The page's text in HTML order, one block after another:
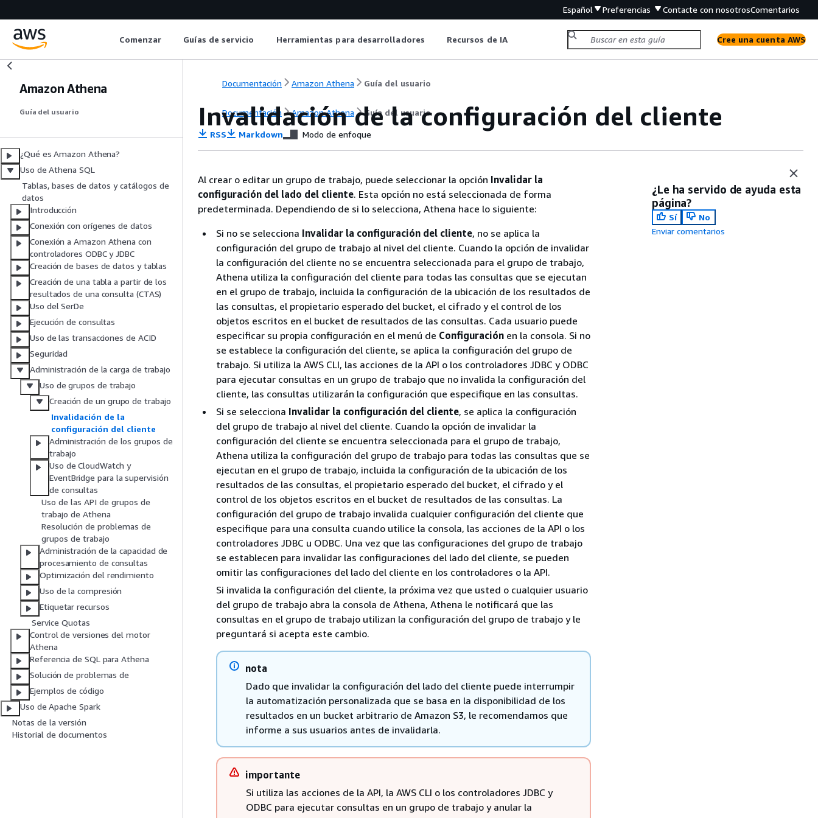
Español Preferencias Contacte con nosotrosComentarios
Comenzar Guías de servicio Herramientas para desarrolladores Recursos de IA Cree una cuenta AWS
Amazon Athena
Guía del usuario
¿Qué es Amazon Athena?
Uso de Athena SQL
Tablas, bases de datos y catálogos de
datos
Introducción
Conexión con orígenes de datos
Conexión a Amazon Athena con
controladores ODBC y JDBC
Creación de bases de datos y tablas
Creación de una tabla a partir de los
resultados de una consulta (CTAS)
Uso del SerDe
Ejecución de consultas
Uso de las transacciones de ACID
Seguridad
Administración de la carga de trabajo
Uso de grupos de trabajo
Creación de un grupo de trabajo
Invalidación de la
configuración del cliente
Administración de los grupos de
trabajo
Uso de CloudWatch y
EventBridge para la supervisión
de consultas
Uso de las API de grupos de
trabajo de Athena
Resolución de problemas de
grupos de trabajo
Administración de la capacidad de
procesamiento de consultas
Optimización del rendimiento
Uso de la compresión
Etiquetar recursos
Service Quotas
Control de versiones del motor
Athena
Referencia de SQL para Athena
Solución de problemas de
Ejemplos de código
Uso de Apache Spark
Notas de la versión
Historial de documentos
Documentación Amazon Athena Guía del usuario
Documentación Amazon Athena Guía del usuario
Invalidación de la configuración del cliente
RSS Markdown Modo de enfoque
Al crear o editar un grupo de trabajo, puede seleccionar la opción Invalidar la
configuración del lado del cliente. Esta opción no está seleccionada de forma
predeterminada. Dependiendo de si lo selecciona, Athena hace lo siguiente:
Si no se selecciona Invalidar la configuración del cliente, no se aplica la
configuración del grupo de trabajo al nivel del cliente. Cuando la opción de invalidar
la configuración del cliente no se encuentra seleccionada para el grupo de trabajo,
Athena utiliza la configuración del cliente para todas las consultas que se ejecutan
en el grupo de trabajo, incluida la configuración de la ubicación de los resultados de
las consultas, el propietario esperado del bucket, el cifrado y el control de los
objetos escritos en el bucket de resultados de las consultas. Cada usuario puede
especificar su propia configuración en el menú de Configuración en la consola. Si no
se establece la configuración del cliente, se aplica la configuración del grupo de
trabajo. Si utiliza la AWS CLI, las acciones de la API o los controladores JDBC y ODBC
para ejecutar consultas en un grupo de trabajo que no invalida la configuración del
cliente, las consultas utilizarán la configuración que especifique en las consultas.
Si se selecciona Invalidar la configuración del cliente, se aplica la configuración
del grupo de trabajo al nivel del cliente. Cuando la opción de invalidar la
configuración del cliente se encuentra seleccionada para el grupo de trabajo,
Athena utiliza la configuración del grupo de trabajo para todas las consultas que se
ejecutan en el grupo de trabajo, incluida la configuración de la ubicación de los
resultados de las consultas, el propietario esperado del bucket, el cifrado y el
control de los objetos escritos en el bucket de resultados de las consultas. La
configuración del grupo de trabajo invalida cualquier configuración del cliente que
especifique para una consulta cuando utilice la consola, las acciones de la API o los
controladores JDBC u ODBC. Una vez que las configuraciones del grupo de trabajo
se establecen para invalidar las configuraciones del lado del cliente, se pueden
omitir las configuraciones del lado del cliente en los controladores o la API.
Si invalida la configuración del cliente, la próxima vez que usted o cualquier usuario
del grupo de trabajo abra la consola de Athena, Athena le notificará que las
consultas en el grupo de trabajo utilizan la configuración del grupo de trabajo y le
preguntará si acepta este cambio.
nota
Dado que invalidar la configuración del lado del cliente puede interrumpir
la automatización personalizada que se basa en la disponibilidad de los
resultados en un bucket arbitrario de Amazon S3, le recomendamos que
informe a sus usuarios antes de invalidarla.
importante
Si utiliza las acciones de la API, la AWS CLI o los controladores JDBC y
ODBC para ejecutar consultas en un grupo de trabajo y anular la
¿Le ha servido de ayuda esta
página?
Sí
No
Enviar comentarios